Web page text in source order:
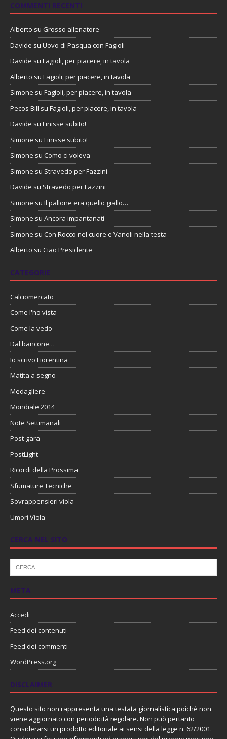
COMMENTI RECENTI
Alberto su Grosso allenatore
Davide su Uovo di Pasqua con Fagioli
Davide su Fagioli, per piacere, in tavola
Alberto su Fagioli, per piacere, in tavola
Simone su Fagioli, per piacere, in tavola
Pecos Bill su Fagioli, per piacere, in tavola
Davide su Finisse subito!
Simone su Finisse subito!
Simone su Como ci voleva
Simone su Stravedo per Fazzini
Davide su Stravedo per Fazzini
Simone su Il pallone era quello giallo…
Simone su Ancora impantanati
Simone su Con Rocco nel cuore e Vanoli nella testa
Alberto su Ciao Presidente
CATEGORIE
Calciomercato
Come l'ho vista
Come la vedo
Dal bancone…
Io scrivo Fiorentina
Matita a segno
Medagliere
Mondiale 2014
Note Settimanali
Post-gara
PostLight
Ricordi della Prossima
Sfumature Tecniche
Sovrappensieri viola
Umori Viola
CERCA NEL SITO
META
Accedi
Feed dei contenuti
Feed dei commenti
WordPress.org
DISCLAIMER
Questo sito non rappresenta una testata giornalistica poiché non
viene aggiornato con periodicità regolare. Non può pertanto
considerarsi un prodotto editoriale ai sensi della legge n. 62/2001.